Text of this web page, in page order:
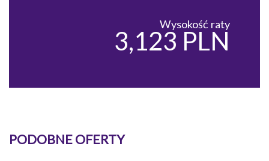
Wysokość raty
3,123 PLN
PODOBNE OFERTY